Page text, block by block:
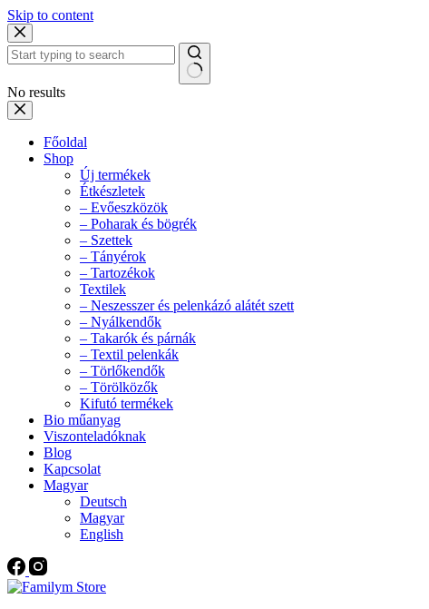
Skip to content
No results
Főoldal
Shop
Új termékek
Étkészletek
– Evőeszközök
– Poharak és bögrék
– Szettek
– Tányérok
– Tartozékok
Textilek
– Neszesszer és pelenkázó alátét szett
– Nyálkendők
– Takarók és párnák
– Textil pelenkák
– Törlőkendők
– Törölközők
Kifutó termékek
Bio műanyag
Viszonteladóknak
Blog
Kapcsolat
Magyar
Deutsch
Magyar
English